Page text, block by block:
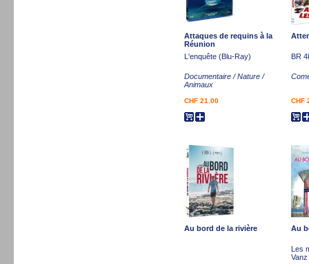
Attaques de requins à la
Réunion
L'enquête (Blu-Ray)
Documentaire / Nature /
Animaux
CHF 21.00
BR
CHF
Au bord de la rivière Au
Les